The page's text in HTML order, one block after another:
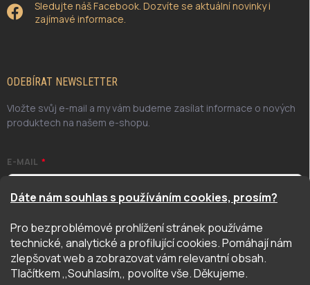
Dáte nám souhlas s používáním cookies, prosím?
Pro bezproblémové prohlížení stránek používáme
technické, analytické a profilující cookies. Pomáhají nám
zlepšovat web a zobrazovat vám relevantní obsah.
Tlačítkem ,,Souhlasím,, povolíte vše. Děkujeme.
Sledujte náš Facebook. Dozvíte se aktuální novinky i
zajímavé informace.
ODEBÍRAT NEWSLETTER
Vložte svůj e-mail a my vám budeme zasílat informace o nových
produktech na našem e-shopu.
E-MAIL
Odesláním potvrzuji, že jsem se seznámil/a se zásadami
ochrany osobních údajů. Úplné znění naleznetezde
PŘIHLÁSIT SE